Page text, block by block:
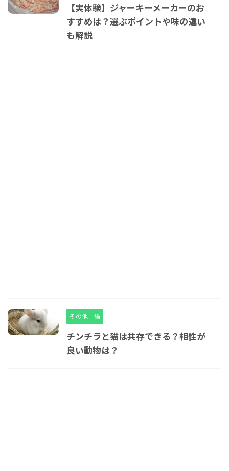
【実体験】ジャーキーメーカーのお
すすめは？選ぶポイントや味の違い
も解説
その他 猫
チンチラと猫は共存できる？相性が
良い動物は？